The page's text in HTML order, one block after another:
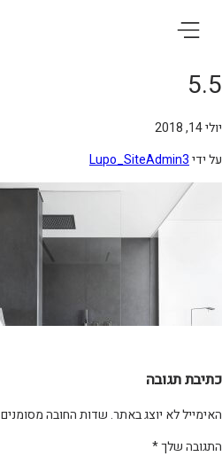
2018
ידיLupo_SiteAdmin3
תגובה
לא יוצג באתר.שדות החובה מסומנים*
שלך*